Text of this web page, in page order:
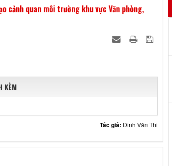
cảnh quan môi trường khu vực Văn phòng,
KÈM
Tác giả: Đinh Văn Thi